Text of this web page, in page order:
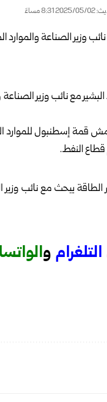
8:31 مساءً
مع نائب وزير الصناعة
إسطنبول للموارد
قطاع النفط.
التلغرام و